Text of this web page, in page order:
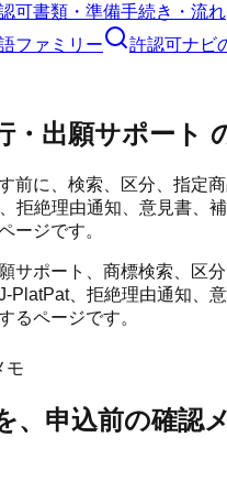
可書類・準備手続き・流れ
ファミリー 許認可ナビ
・出願サポート
前に、検索、区分、指定
拒絶理由通知、意見書、
ージです。
サポート、商標検索、区分
PlatPat、拒絶理由通知、
るページです。
モ
、申込前の確認